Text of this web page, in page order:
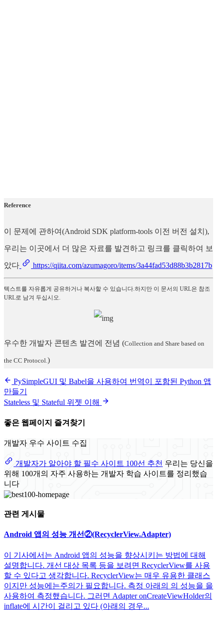
Reference
이 문제에 관하여(Android SDK platform-tools 이전 버전 설치),
우리는 이곳에서 더 많은 자료를 발견하고 링크를 클릭하여 보
았다 https://qiita.com/azumagoro/items/3a44fad53d88b3b2817b
텍스트를 자유롭게 공유하거나 복사할 수 있습니다.하지만 이 문서의 URL은 참조
URL로 남겨 두십시오.
우수한 개발자 콘텐츠 발견에 전념 (Collection and Share based on
the CC Protocol. )
PySimpleGUI 및 Babel을 사용하여 번역이 포함된 Python 앱
만들기
Stateless 및 Stateful 위젯 이해
좋은 웹페이지 즐겨찾기
개발자 우수 사이트 수집
개발자가 알아야 할 필수 사이트 100선 추천 우리는 당신을
위해 100개의 자주 사용하는 개발자 학습 사이트를 정리했습
니다
관련 게시물
Android 앱의 성능 개선②(RecyclerView.Adapter)
이 기사에서는 Android 앱의 성능을 향상시키는 방법에 대해
설명합니다. 개선 대상 목록 등을 보려면 RecyclerView를 사용
할 수 있다고 생각합니다. RecyclerView는 매우 유용한 클래스
이지만 성능에는주의가 필요합니다. 측정 아래의 의 성능을 을
사용하여 측정했습니다. 그러면 Adapter onCreateViewHolder의
inflate에 시간이 걸리고 있다 (아래의 경우...